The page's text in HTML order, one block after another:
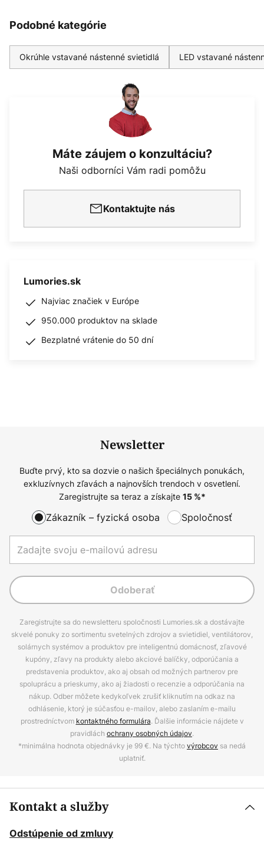
Podobné kategórie
Okrúhle vstavané nástenné svietidlá LED vstavané
Máte záujem o konzultáciu?
Naši odborníci Vám radi pomôžu
Kontaktujte nás
Lumories.sk
Najviac značiek v Európe
950.000 produktov na sklade
Bezplatné vrátenie do 50 dní
Newsletter
Buďte prvý, kto sa dozvie o našich špeciálnych ponukách,
exkluzívnych zľavách a najnovších trendoch v osvetlení.
Zaregistrujte sa teraz a získajte 15%*
Zákazník – fyzická osoba Spoločnosť
Odoberať
Zaregistrujte sa do newsletteru spoločnosti Lumories.sk a dostávajte
skvelé ponuky zo sortimentu svetelných zdrojov a svietidiel, ventilátorov,
solárnych systémov a produktov pre inteligentnú domácnosť, zľavové
kupóny, zľavy na produkty alebo akciové balíčky, odporúčania a
predstavenia produktov, ako aj obsah od možných partnerov pre
spoluprácu a prieskumy, ako aj žiadosti o recenzie a odporúčania na
nákup. Odber môžete kedykoľvek zrušiť kliknutím na odkaz na
odhlásenie, ktorý je súčasťou e-mailov, alebo zaslaním e-mailu
prostredníctvom kontaktného formulára. Ďalšie informácie nájdete v
pravidlách ochrany osobných údajov.
*minimálna hodnota objednávky je 99 €. Na týchtovýrobcov sa nedá
uplatniť.
Kontakt a služby
Odstúpenie od zmluvy